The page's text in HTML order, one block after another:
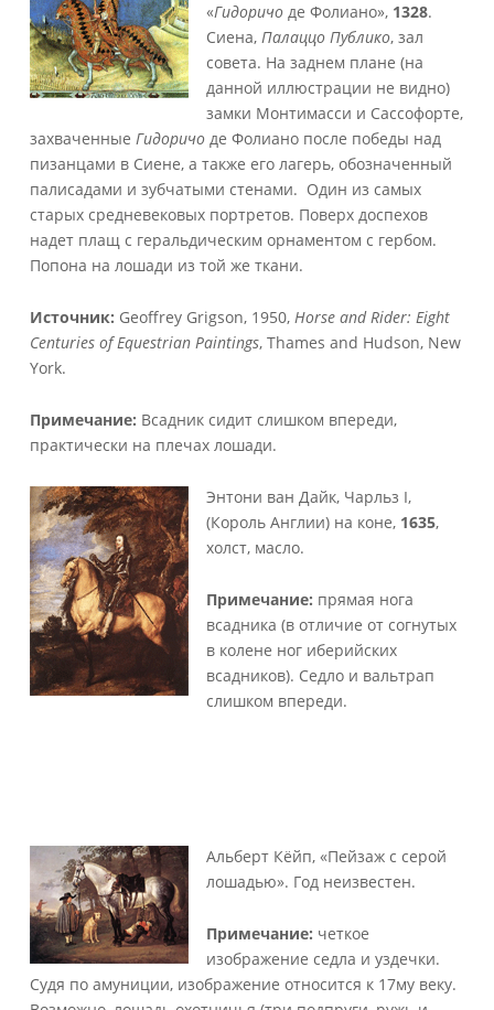
«Гидоричоде Фолиано», 1328.
Сиена, Палаццо Публико, зал
совета. На заднем плане (на
данной иллюстрации не видно)
замки Монтимасси и Сассофорте,
захваченные Гидоричоде Фолиано после победы над
пизанцами в Сиене, а также его лагерь, обозначенный
палисадами и зубчатыми стенами. Один из самых
старых средневековых портретов. Поверх доспехов
надет плащ с геральдическим орнаментом с гербом.
Попона на лошади из той же ткани.
Источник: Geoffrey Grigson, 1950, Horse and Rider: Eight
Centuries of Equestrian Paintings, Thames and Hudson, New
York.
Примечание: Всадник сидит слишком впереди,
практически на плечах лошади.
Энтони ван Дайк, Чарльз I,
(Король Англии) на коне, 1635,
холст, масло.
Примечание: прямая нога
всадника (в отличие от согнутых
в колене ног иберийских
всадников). Седло и вальтрап
слишком впереди.
Альберт Кёйп, «Пейзаж с серой
лошадью». Год неизвестен.
Примечание: четкое
изображение седла и уздечки.
Судя по амуниции, изображение относится к 17му веку.